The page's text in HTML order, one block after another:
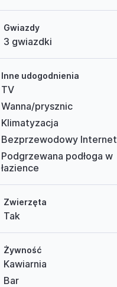
Gwiazdy
3 gwiazdki
Inne udogodnienia
TV
Wanna/prysznic
Klimatyzacja
Bezprzewodowy Internet
Podgrzewana podłoga w
łazience
Zwierzęta
Tak
Żywność
Kawiarnia
Bar